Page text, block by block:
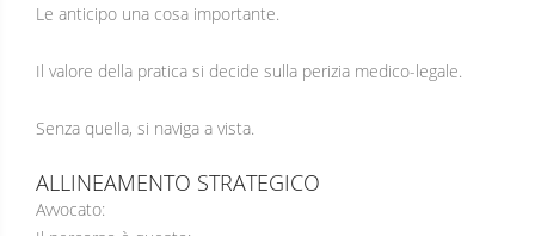
Le anticipo una cosa importante.
Il valore della pratica si decide sulla perizia medico-legale.
Senza quella, si naviga a vista.
ALLINEAMENTO STRATEGICO
Avvocato: